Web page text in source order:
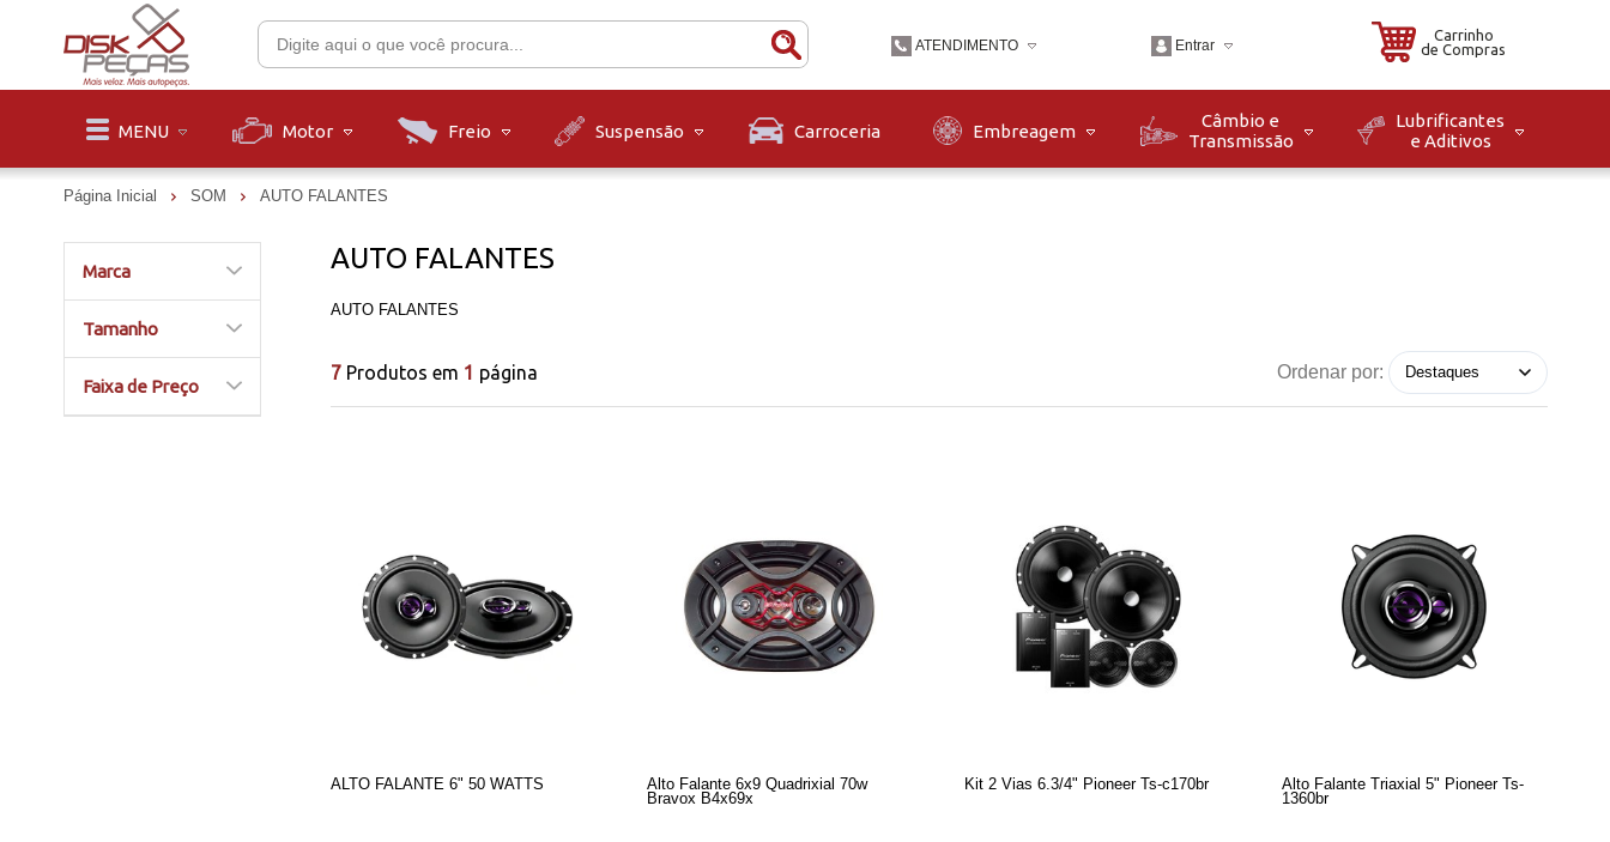
ATENDIMENTO
(47)36319900
Entrar
Carrinho
de Compras
MENU Motor Freio Suspensão Carroceria Embreagem
Câmbio e
Transmissão
Lubrificantes
e Aditivos
Página Inicial SOM AUTO FALANTES
Marca
Tamanho
Faixa de Preço
AUTO FALANTES
AUTO FALANTES
7 Produtos em 1 página Ordenar por:
ALTO FALANTE 6" 50 WATTS
Alto Falante 6x9 Quadrixial 70w
Bravox B4x69x
Kit 2 Vias 6.3/4" Pioneer Ts-c170br
Alto Falante Triaxial 5" Pioneer Ts-
1360br